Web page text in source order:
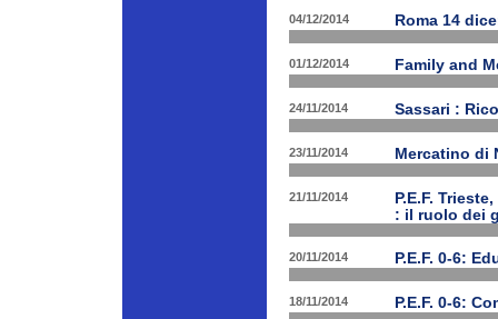
04/12/2014 Roma 14
01/12/2014 Family and
24/11/2014 Sassari :
23/11/2014 Mercatino di
21/11/2014
P.E.F.
: il ruolo dei
20/11/2014 P.E.F. 0-6:
18/11/2014 P.E.F. 0-6: